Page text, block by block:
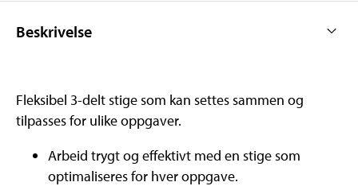
Beskrivelse
Fleksibel 3-delt stige som kan settes sammen og
tilpasses for ulike oppgaver.
Arbeid trygt og effektivt med en stige som
optimaliseres for hver oppgave.